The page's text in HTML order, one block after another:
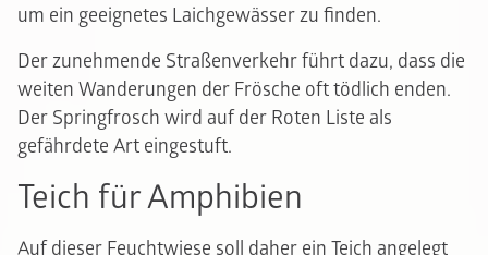
um ein geeignetes Laichgewässer zu finden.
Der zunehmende Straßenverkehr führt dazu, dass die
weiten Wanderungen der Frösche oft tödlich enden.
Der Springfrosch wird auf der Roten Liste als
gefährdete Art eingestuft.
Teich für Amphibien
Auf dieser Feuchtwiese soll daher ein Teich angelegt